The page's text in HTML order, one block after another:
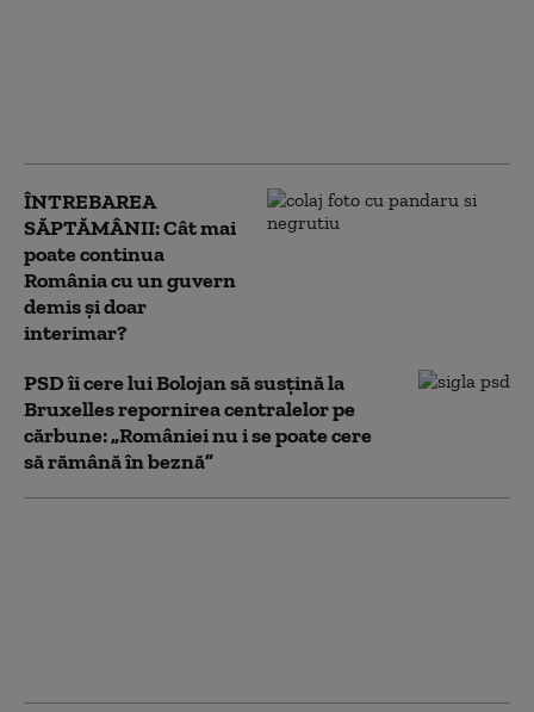
ÎNTREBAREA
SĂPTĂMÂNII: Cât mai
poate continua
România cu un guvern
demis și doar
interimar?
PSD îi cere lui Bolojan să susțină la
Bruxelles repornirea centralelor pe
cărbune: „României nu i se poate cere
să rămână în beznă”